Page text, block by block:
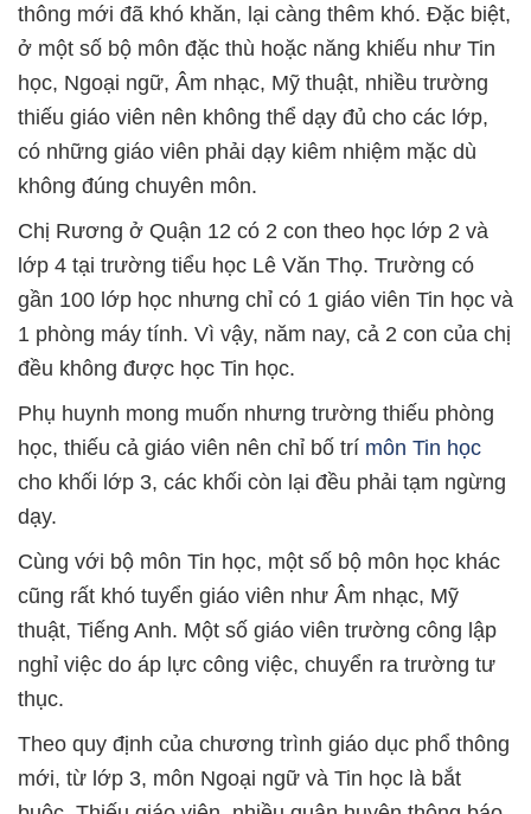
thông mới đã khó khăn, lại càng thêm khó. Đặc biệt,
ở một số bộ môn đặc thù hoặc năng khiếu như Tin
học, Ngoại ngữ, Âm nhạc, Mỹ thuật, nhiều trường
thiếu giáo viên nên không thể dạy đủ cho các lớp,
có những giáo viên phải dạy kiêm nhiệm mặc dù
không đúng chuyên môn.
Chị Rương ở Quận 12 có 2 con theo học lớp 2 và
lớp 4 tại trường tiểu học Lê Văn Thọ. Trường có
gần 100 lớp học nhưng chỉ có 1 giáo viên Tin học và
1 phòng máy tính. Vì vậy, năm nay, cả 2 con của chị
đều không được học Tin học.
Phụ huynh mong muốn nhưng trường thiếu phòng
học, thiếu cả giáo viên nên chỉ bố trí môn Tin học
cho khối lớp 3, các khối còn lại đều phải tạm ngừng
dạy.
Cùng với bộ môn Tin học, một số bộ môn học khác
cũng rất khó tuyển giáo viên như Âm nhạc, Mỹ
thuật, Tiếng Anh. Một số giáo viên trường công lập
nghỉ việc do áp lực công việc, chuyển ra trường tư
thục.
Theo quy định của chương trình giáo dục phổ thông
mới, từ lớp 3, môn Ngoại ngữ và Tin học là bắt